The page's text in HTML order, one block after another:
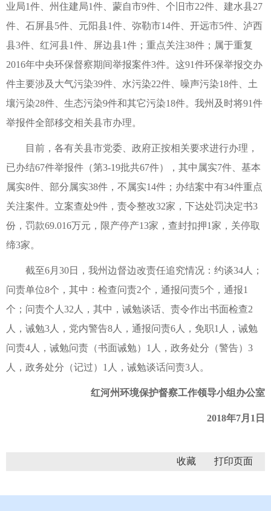
业局1件、州住建局1件、蒙自市9件、个旧市22件、建水县27
件、石屏县5件、元阳县1件、弥勒市14件、开远市5件、泸西
县3件、红河县1件、屏边县1件；重点关注38件；属于重复
2016年中央环保督察期间举报案件3件。这91件环保举报交办
件主要涉及大气污染39件、水污染22件、噪声污染18件、土
壤污染28件、生态污染9件和其它污染18件。我州及时将91件
举报件全部移交相关县市办理。
目前，各有关县市党委、政府正按相关要求进行办理，
已办结67件举报件（第3-19批共67件），其中属实7件、基本
属实8件、部分属实38件，不属实14件；办结案中有34件重点
关注案件。立案查处9件，责令整改32家，下达处罚决定书3
份，罚款69.016万元，限产停产13家，查封扣押1家，关停取
缔3家。
截至6月30日，我州边督边改责任追究情况：约谈34人；
问责单位8个，其中：检查问责2个，通报问责5个，通报1
个；问责个人32人，其中，诫勉谈话、责令作出书面检查2
人，诫勉3人，党内警告8人，通报问责6人，免职1人，诫勉
问责4人，诫勉问责（书面诫勉）1人，政务处分（警告）3
人，政务处分（记过）1人，诫勉谈话问责3人。
红河州环境保护督察工作领导小组办公室
2018年7月1日
收藏